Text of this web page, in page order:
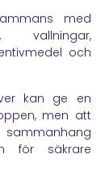
med
vallningar,
och
kan ge en
men att
för säkrare